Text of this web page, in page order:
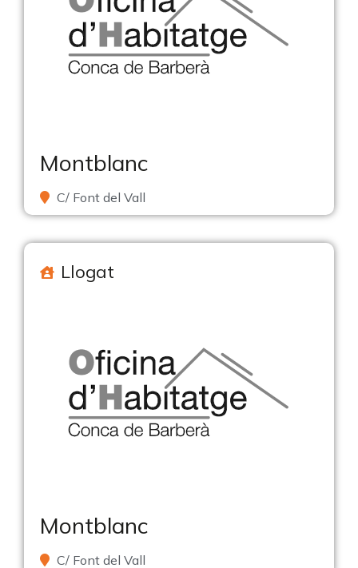
Montblanc
C/ Font del Vall
Llogat
Montblanc
C/ Font del Vall